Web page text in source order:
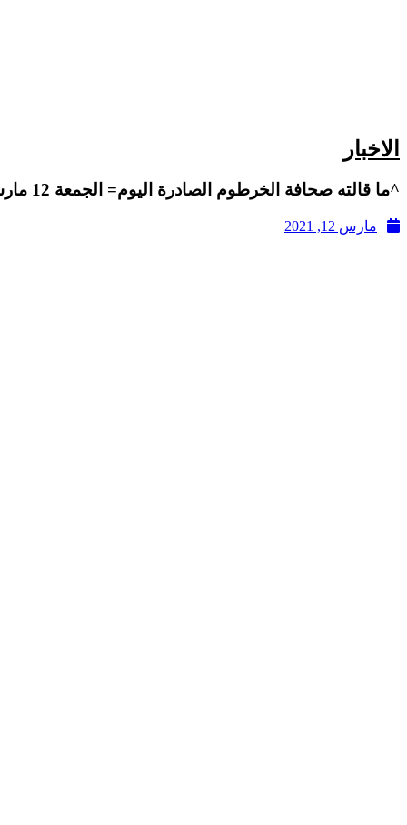
الاخبار
^ما قالته صحافة الخرطوم الصادرة اليوم= الجمعة 12 مارس 2021م^
مارس 12, 2021